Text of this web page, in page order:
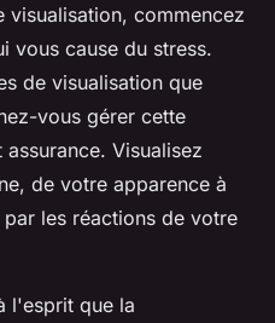
visualisation, commencez
vous cause du stress.
de visualisation que
vous gérer cette
Visualisez
de votre apparence à
les réactions de votre
l'esprit que la